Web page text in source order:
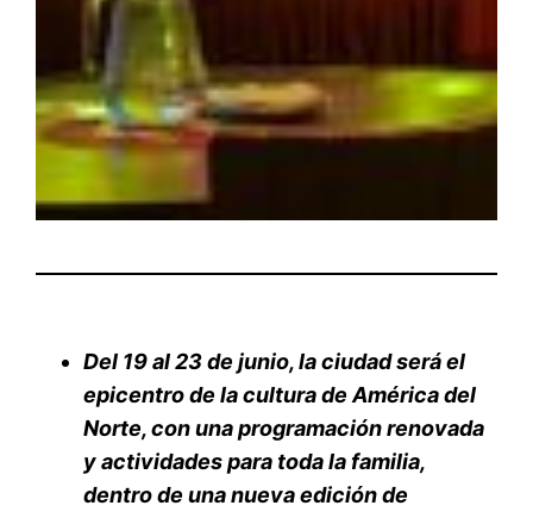
Del 19 al 23 de junio, la ciudad será el
epicentro de la cultura de América del
Norte, con una programación renovada
y actividades para toda la familia,
dentro de una nueva edición de